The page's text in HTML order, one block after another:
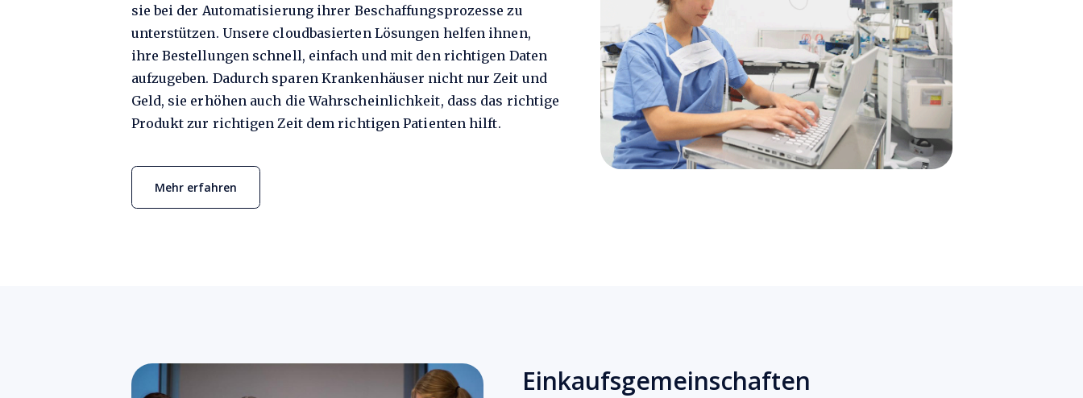
sie bei der Automatisierung ihrer Beschaffungsprozesse zu
unterstützen. Unsere cloudbasierten Lösungen helfen ihnen,
ihre Bestellungen schnell, einfach und mit den richtigen Daten
aufzugeben. Dadurch sparen Krankenhäuser nicht nur Zeit und
Geld, sie erhöhen auch die Wahrscheinlichkeit, dass das richtige
Produkt zur richtigen Zeit dem richtigen Patienten hilft.
Mehr erfahren
Einkaufsgemeinschaften